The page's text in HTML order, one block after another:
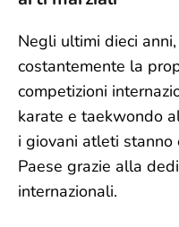
Negli ultimi dieci
costantemente la
competizioni
karate e taekwondo
i giovani atleti
Paese grazie alla
internazionali.